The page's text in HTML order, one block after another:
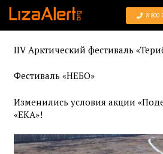
8 800
IIV Арктический фестиваль
Фестиваль «НЕБО»
Изменились условия акции
«ЕКА»!